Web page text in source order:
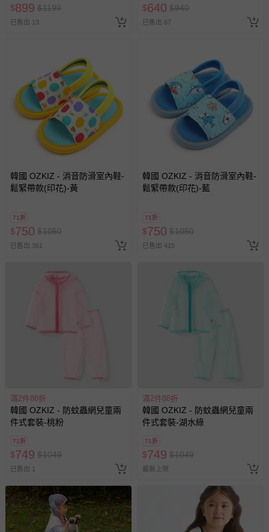
其他常見問題：
區，可能會無法配送，或須依據商品需加收離島運費。廠商
亦保留出貨與否的權利。離島、偏遠地區、樓層親送等加價
費用，可能會另需加收。
商品實際的配達日期，可於訂單個人資料內的查詢訂單內，
已出貨通知之訊息為主。
如您收到商品，請依正常流程檢查是否完好，若商品遇瑕疵
情形，您可申請更換新品或退貨，請見： 退貨的辦理流程
式、折價券與購物金的使用、退貨及商品運送方式等有疑
問，你可詳見：
媽咪愛客服中心。
商品如因「價格、組合」等錯誤原因，導致無法安排出貨，
會主動以簡訊及mail通知訂單取消事宜，並將提供適當補
$899 $1199
已售出 13
$640 $940
已售出 67
韓國 OZKIZ - 消音防滑室內鞋-
鬆緊帶款(印花)-黃
71折
$750 $1050
已售出 361
韓國 OZKIZ - 消音防滑室內鞋-
鬆緊帶款(印花)-藍
71折
$750 $1050
已售出 415
滿2件88折
韓國 OZKIZ - 防蚊蟲網兒童兩
件式套裝-桃粉
71折
$749 $1049
已售出 1
滿2件88折
韓國 OZKIZ - 防蚊蟲網兒童兩
件式套裝-湖水綠
71折
$749 $1049
最新上架